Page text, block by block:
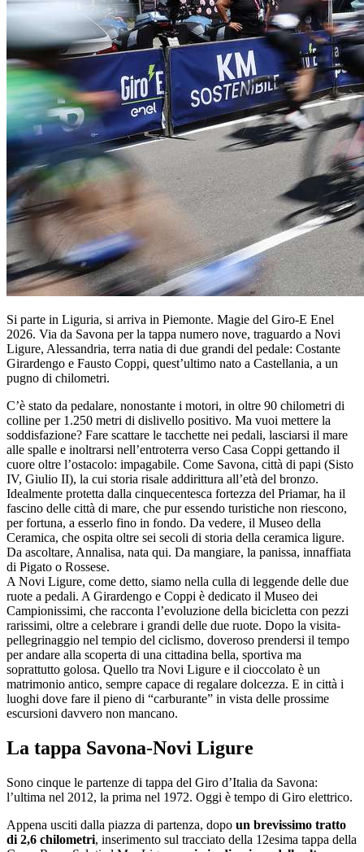
Si parte in Liguria, si arriva in Piemonte. Magie del Giro-E Enel
2026. Via da Savona per la tappa numero nove, traguardo a Novi
Ligure, Alessandria, terra natia di due grandi del pedale: Costante
Girardengo e Fausto Coppi, quest’ultimo nato a Castellania, a un
pugno di chilometri.
C’è stato da pedalare, nonostante i motori, in oltre 90 chilometri di
colline per 1.250 metri di dislivello positivo. Ma vuoi mettere la
soddisfazione? Fare scattare le tacchette nei pedali, lasciarsi il mare
alle spalle e inoltrarsi nell’entroterra verso Casa Coppi gettando il
cuore oltre l’ostacolo: impagabile. Come Savona, città di papi (Sisto
IV, Giulio II), la cui storia risale addirittura all’età del bronzo.
Idealmente protetta dalla cinquecentesca fortezza del Priamar, ha il
fascino delle città di mare, che pur essendo turistiche non riescono,
per fortuna, a esserlo fino in fondo. Da vedere, il Museo della
Ceramica, che ospita oltre sei secoli di storia della ceramica ligure.
Da ascoltare, Annalisa, nata qui. Da mangiare, la panissa, innaffiata
di Pigato o Rossese.
A Novi Ligure, come detto, siamo nella culla di leggende delle due
ruote a pedali. A Girardengo e Coppi è dedicato il Museo dei
Campionissimi, che racconta l’evoluzione della bicicletta con pezzi
rarissimi, oltre a celebrare i grandi delle due ruote. Dopo la visita-
pellegrinaggio nel tempio del ciclismo, doveroso prendersi il tempo
per andare alla scoperta di una cittadina bella, sportiva ma
soprattutto golosa. Quello tra Novi Ligure e il cioccolato è un
matrimonio antico, sempre capace di regalare dolcezza. E in città i
luoghi dove fare il pieno di “carburante” in vista delle prossime
escursioni davvero non mancano.
La tappa Savona-Novi Ligure
Sono cinque le partenze di tappa del Giro d’Italia da Savona:
l’ultima nel 2012, la prima nel 1972. Oggi è tempo di Giro elettrico.
Appena usciti dalla piazza di partenza, dopo un brevissimo tratto
di 2,6 chilometri, inserimento sul tracciato della 12esima tappa della